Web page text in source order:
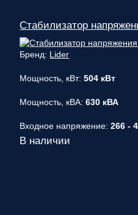
Стабилизатор
Бренд: Lider
Мощность, кВт:504 кВт
Мощность, кВА:630 кВА
Входное напряжение:266 -
В наличии